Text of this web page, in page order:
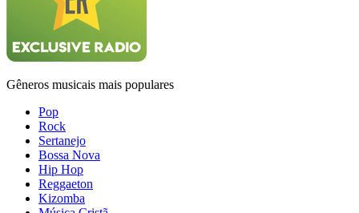
Gêneros musicais mais populares
Pop
Rock
Sertanejo
Bossa Nova
Hip Hop
Reggaeton
Kizomba